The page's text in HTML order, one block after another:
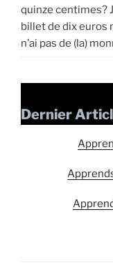
quinze centimes?
billet de dix euros
n’ai pas de (la)
Dernier